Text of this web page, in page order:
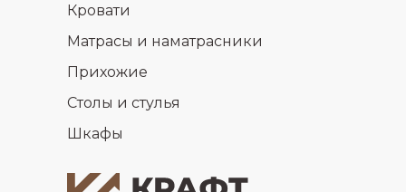
Кровати
Матрасы и наматрасники
Прихожие
Столы и стулья
Шкафы